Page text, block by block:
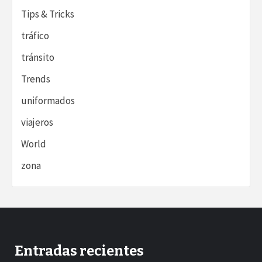
Tips & Tricks
tráfico
tránsito
Trends
uniformados
viajeros
World
zona
Entradas recientes